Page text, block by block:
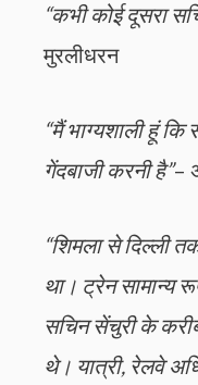
“कभी कोई दूसरा
मुरलीधरन
“मैं भाग्यशाली हूं
गेंदबाजी करनी है”–
“शिमला से दिल्ली
था। ट्रेन सामान्य
सचिन सेंचुरी के
थे। यात्री, रेलवे